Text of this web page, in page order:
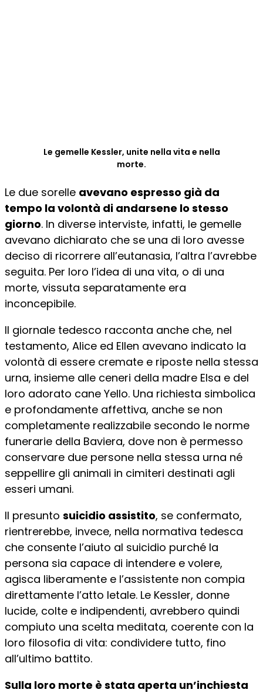
Le gemelle Kessler, unite nella vita e nella
morte.
Le due sorelle avevano espresso già da
tempo la volontà di andarsene lo stesso
giorno. In diverse interviste, infatti, le gemelle
avevano dichiarato che se una di loro avesse
deciso di ricorrere all’eutanasia, l’altra l’avrebbe
seguita. Per loro l’idea di una vita, o di una
morte, vissuta separatamente era
inconcepibile.
Il giornale tedesco racconta anche che, nel
testamento, Alice ed Ellen avevano indicato la
volontà di essere cremate e riposte nella stessa
urna, insieme alle ceneri della madre Elsa e del
loro adorato cane Yello. Una richiesta simbolica
e profondamente affettiva, anche se non
completamente realizzabile secondo le norme
funerarie della Baviera, dove non è permesso
conservare due persone nella stessa urna né
seppellire gli animali in cimiteri destinati agli
esseri umani.
Il presunto suicidio assistito, se confermato,
rientrerebbe, invece, nella normativa tedesca
che consente l’aiuto al suicidio purché la
persona sia capace di intendere e volere,
agisca liberamente e l’assistente non compia
direttamente l’atto letale. Le Kessler, donne
lucide, colte e indipendenti, avrebbero quindi
compiuto una scelta meditata, coerente con la
loro filosofia di vita: condividere tutto, fino
all’ultimo battito.
Sulla loro morte è stata aperta un’inchiesta